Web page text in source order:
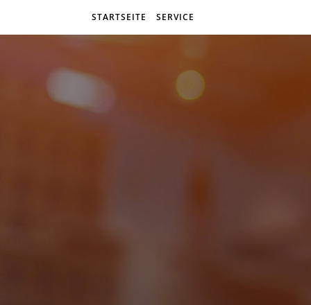
STARTSEITE SERVICE